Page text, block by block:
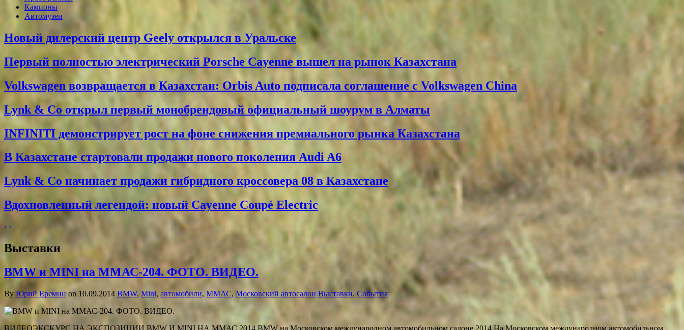
Камионы
Автомузеи
Новый дилерский центр Geely открылся в Уральске
Первый полностью электрический Porsche Cayenne вышел на рынок Казахстана
Volkswagen возвращается в Казахстан: Orbis Auto подписала соглашение с Volkswagen China
Lynk & Co открыл первый монобрендовый официальный шоурум в Алматы
INFINITI демонстрирует рост на фоне снижения премиального рынка Казахстана
В Казахстане стартовали продажи нового поколения Audi A6
Lynk & Co начинает продажи гибридного кроссовера 08 в Казахстане
Вдохновленный легендой: новый Cayenne Coupé Electric
‹ ›
Выставки
BMW и MINI на ММАС-204. ФОТО. ВИДЕО.
By Юрий Еремин on 10.09.2014 BMW, Mini, автомобили, ММАС, Московский автосалон Выставки, События
ВИДЕОЭКСКУРС НА ЭКСПОЗИЦИИ BMW И MINI НА ММАС 2014 BMW на Московском международном автомобильном салоне 2014 На Московском международном автомобильном